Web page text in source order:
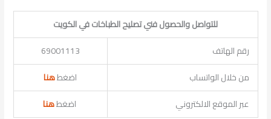
للتواصل والحصول فني تصليح الطباخات في الكويت
رقم الهاتف
69001113
من خلال الواتساب
اضغطهنا
عبر الموقع الالكتروني
اضغطهنا